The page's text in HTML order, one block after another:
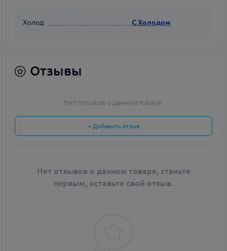
Холод С Холодом
Отзывы
Нет отзывов о данном товаре.
+ Добавить отзыв
Нет отзывов о данном товаре, станьте
первым, оставьте свой отзыв.